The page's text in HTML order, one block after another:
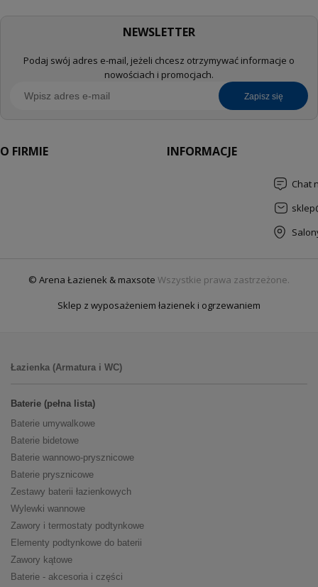
NEWSLETTER
Podaj swój adres e-mail, jeżeli chcesz otrzymywać informacje o
nowościach i promocjach.
zapisz się
O FIRMIE INFORMACJE
Chat
© Arena Łazienek & maxsote Wszystkie prawa zastrzeżone.
Sklep z wyposażeniem łazienek i ogrzewaniem
Łazienka (Armatura i WC)
Baterie (pełna lista)
Baterie umywalkowe
Baterie bidetowe
Baterie wannowo-prysznicowe
Baterie prysznicowe
Zestawy baterii łazienkowych
Wylewki wannowe
Zawory i termostaty podtynkowe
Elementy podtynkowe do baterii
Zawory kątowe
Baterie - akcesoria i części